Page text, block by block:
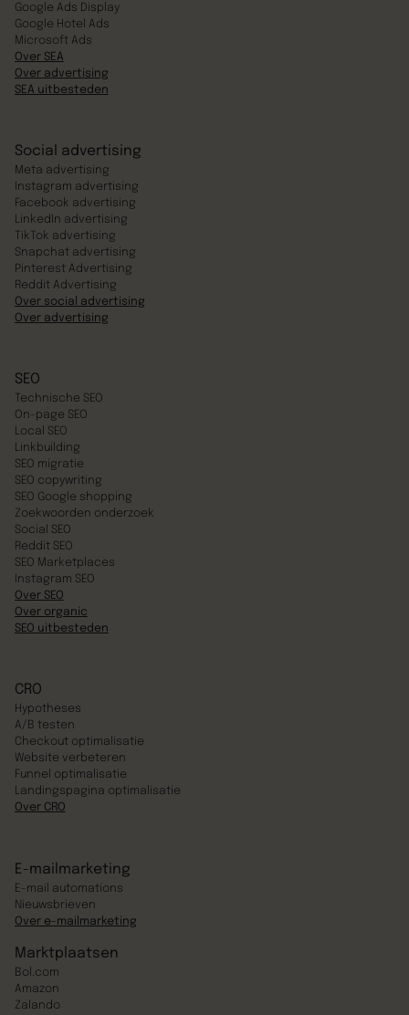
Google Ads Display
Google Hotel Ads
Microsoft Ads
Over SEA
Over advertising
SEA uitbesteden
Social advertising
Meta advertising
Instagram advertising
Facebook advertising
LinkedIn advertising
TikTok advertising
Snapchat advertising
Pinterest Advertising
Reddit Advertising
Over social advertising
Over advertising
SEO
Technische SEO
On-page SEO
Local SEO
Linkbuilding
SEO migratie
SEO copywriting
SEO Google shopping
Zoekwoorden onderzoek
Social SEO
Reddit SEO
SEO Marketplaces
Instagram SEO
Over SEO
Over organic
SEO uitbesteden
CRO
Hypotheses
A/B testen
Checkout optimalisatie
Website verbeteren
Funnel optimalisatie
Landingspagina optimalisatie
Over CRO
E-mailmarketing
E-mail automations
Nieuwsbrieven
Over e-mailmarketing
Marktplaatsen
Bol.com
Amazon
Zalando